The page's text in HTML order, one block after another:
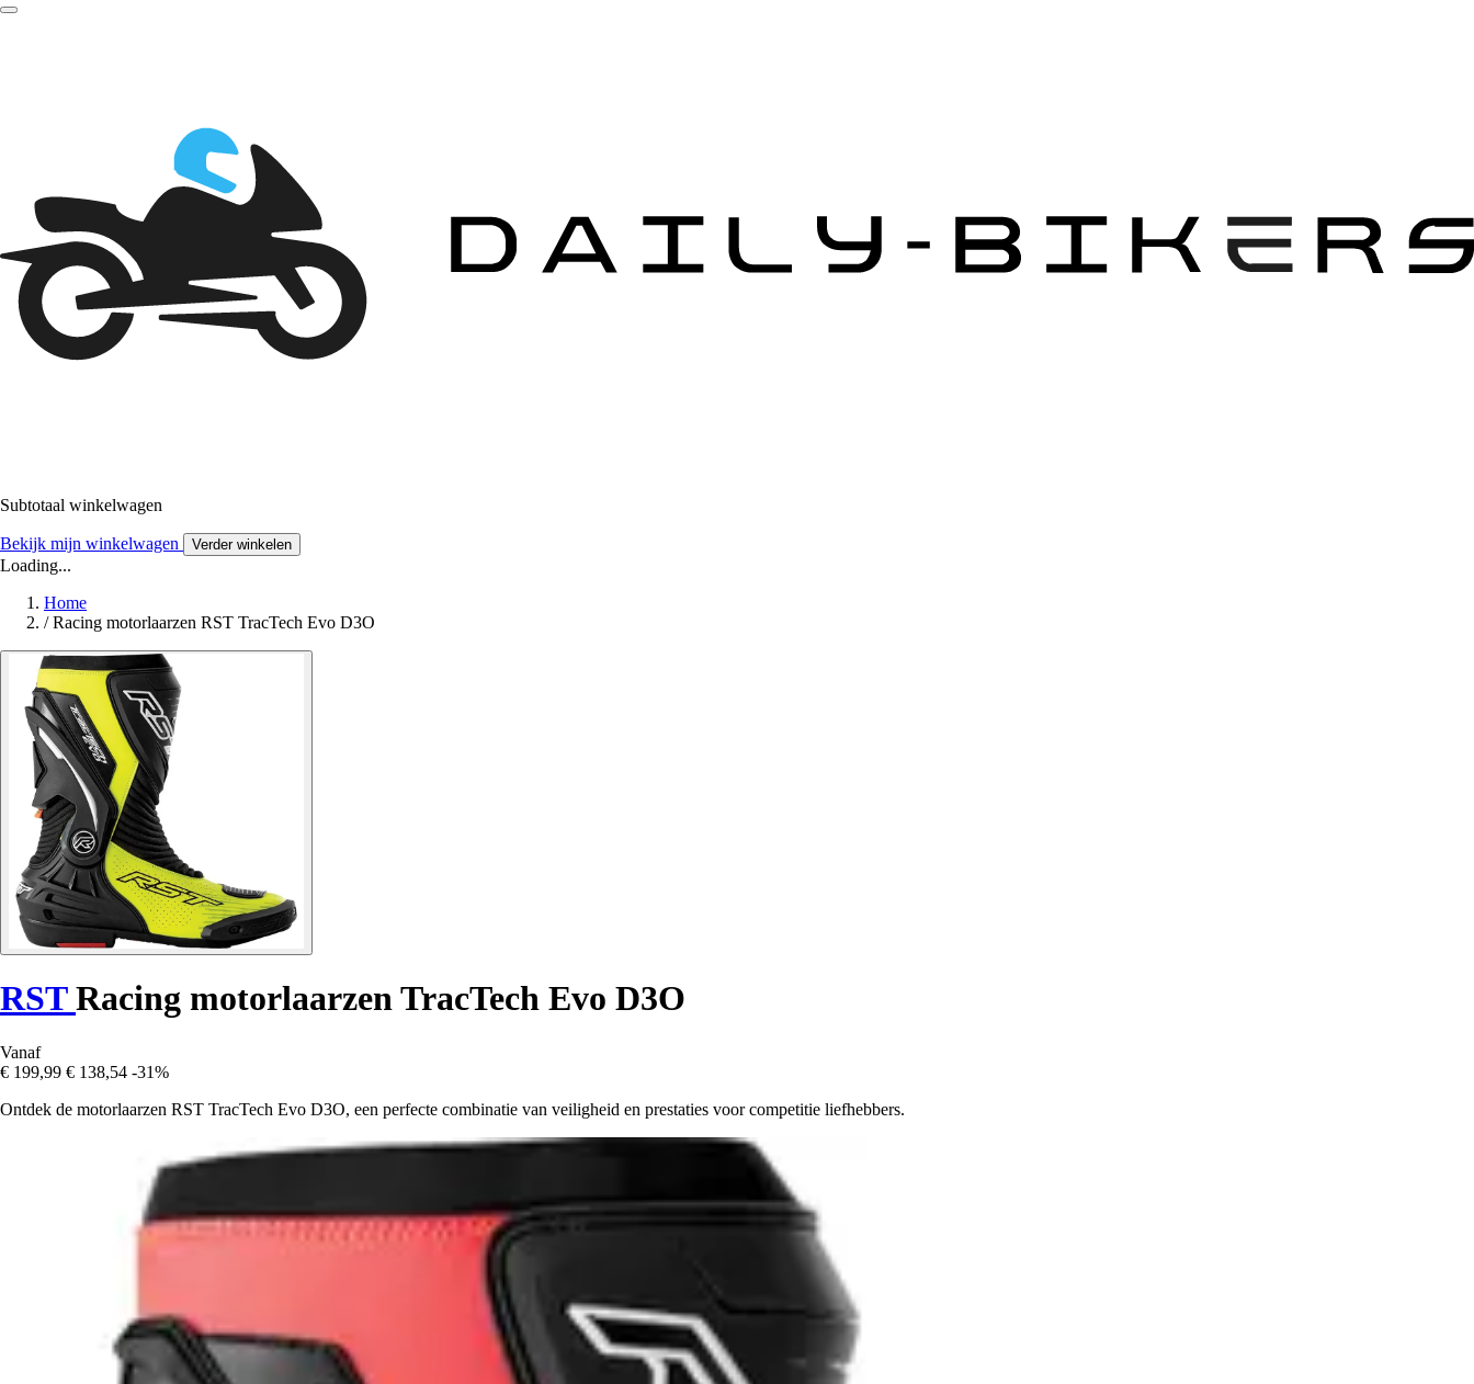
Subtotaal winkelwagen
Bekijk mijn winkelwagen Verder winkelen
Loading...
Home
/ Racing motorlaarzen RST TracTech Evo D3O
RSTRacing motorlaarzen TracTech Evo D3O
Vanaf
€ 199,99 € 138,54 -31%
Ontdek de motorlaarzen RST TracTech Evo D3O, een perfecte combinatie van veiligheid en prestaties voor competitie liefhebbers.